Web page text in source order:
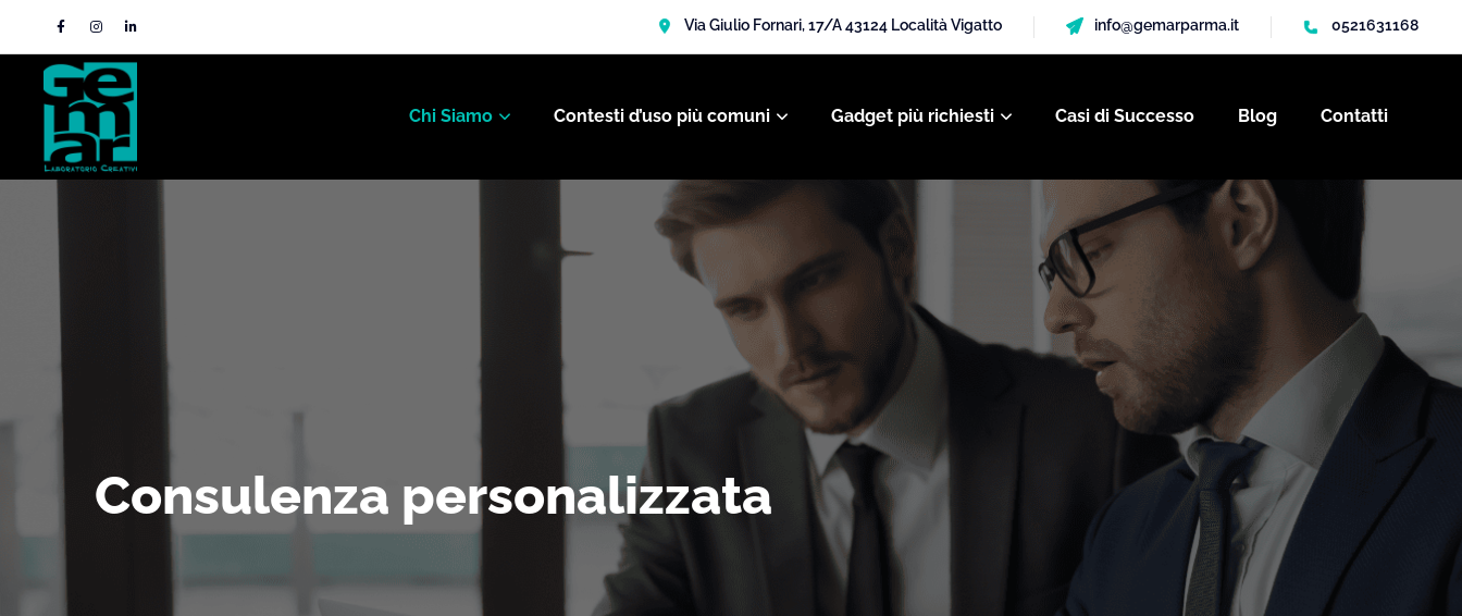
Via Giulio Fornari, 17/A 43124 Località Vigatto info@gemarparma.it 0521631168
Chi Siamo Contesti d’uso più comuni Gadget più richiesti Casi di Successo Blog Contatti
Consulenza personalizzata